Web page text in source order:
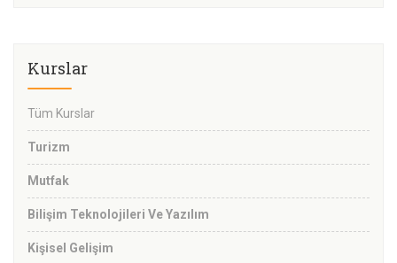
Kurslar
Tüm Kurslar
Turizm
Mutfak
Bilişim Teknolojileri Ve Yazılım
Kişisel Gelişim